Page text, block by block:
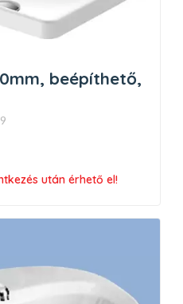
beépíthető,
után érhető el!